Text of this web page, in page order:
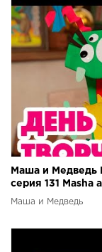
Маша и Медведь
серия 131 Masha
Маша и Медведь